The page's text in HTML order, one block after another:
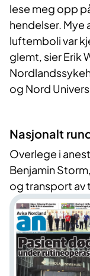
lese meg opp
hendelser. Mye
luftemboli var
glemt, sier Erik
og Nord
Nasjonalt
Overlege i
Benjamin
og transport av